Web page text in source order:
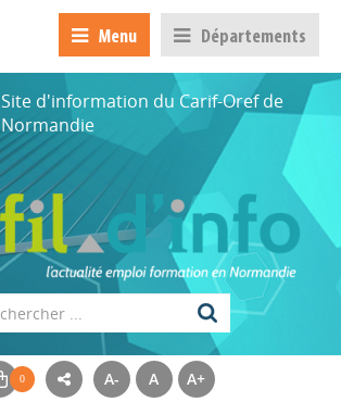
Menu Départements
Site d'information du Carif-Oref de
Normandie
A- A A+